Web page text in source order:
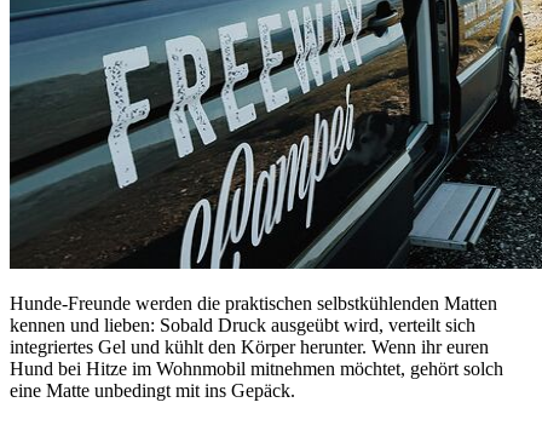
Hunde-Freunde werden die praktischen selbstkühlenden Matten
kennen und lieben: Sobald Druck ausgeübt wird, verteilt sich
integriertes Gel und kühlt den Körper herunter. Wenn ihr euren
Hund bei Hitze im Wohnmobil mitnehmen möchtet, gehört solch
eine Matte unbedingt mit ins Gepäck.